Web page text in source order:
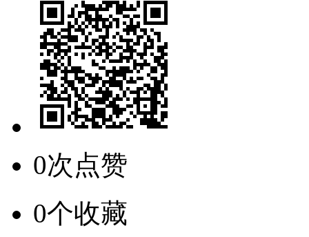
0次点赞
0个收藏